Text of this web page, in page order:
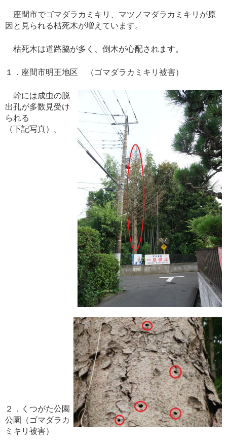
座間市でゴマダラカミキリ、マツノマダラカミキリが原
因と見られる枯死木が増えています。
枯死木は道路脇が多く、倒木が心配されます。
１．座間市明王地区 （ゴマダラカミキリ被害）
幹には成虫の脱
出孔が多数見受け
られる
（下記写真）。
２．くつがた公園
公園（ゴマダラカ
ミキリ被害）